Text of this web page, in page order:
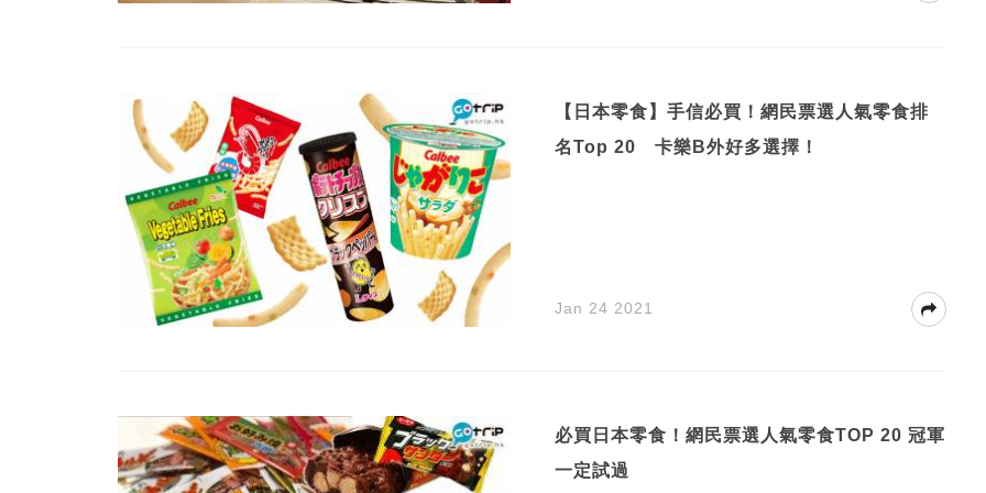
【日本零食】手信必買！網民票選人氣零食排
名Top 20 卡樂B外好多選擇！
Jan 24 2021
必買日本零食！網民票選人氣零食TOP 20 冠軍
一定試過